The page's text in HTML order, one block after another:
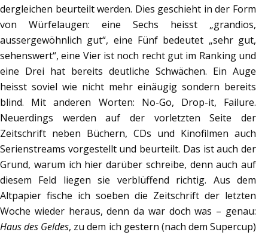
dergleichen beurteilt werden. Dies geschieht in der Form
von Würfelaugen: eine Sechs heisst „grandios,
aussergewöhnlich gut“, eine Fünf bedeutet „sehr gut,
sehenswert“, eine Vier ist noch recht gut im Ranking und
eine Drei hat bereits deutliche Schwächen. Ein Auge
heisst soviel wie nicht mehr einäugig sondern bereits
blind. Mit anderen Worten: No-Go, Drop-it, Failure.
Neuerdings werden auf der vorletzten Seite der
Zeitschrift neben Büchern, CDs und Kinofilmen auch
Serienstreams vorgestellt und beurteilt. Das ist auch der
Grund, warum ich hier darüber schreibe, denn auch auf
diesem Feld liegen sie verblüffend richtig. Aus dem
Altpapier fische ich soeben die Zeitschrift der letzten
Woche wieder heraus, denn da war doch was – genau:
Haus des Geldes, zu dem ich gestern (nach dem Supercup)